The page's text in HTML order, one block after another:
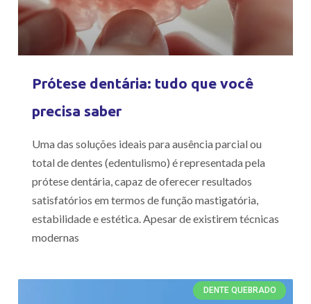
Prótese dentária: tudo que você
precisa saber
Uma das soluções ideais para ausência parcial ou
total de dentes (edentulismo) é representada pela
prótese dentária, capaz de oferecer resultados
satisfatórios em termos de função mastigatória,
estabilidade e estética. Apesar de existirem técnicas
modernas
DENTE QUEBRADO